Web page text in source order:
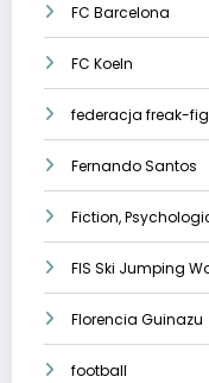
FC Barcelona
FC Koeln
federacja freak-
Fernando Santos
Fiction,
FIS Ski Jumping
Florencia Guinazu
football